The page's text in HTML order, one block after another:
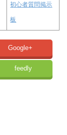
初心者質問掲示
板
Google+
feedly